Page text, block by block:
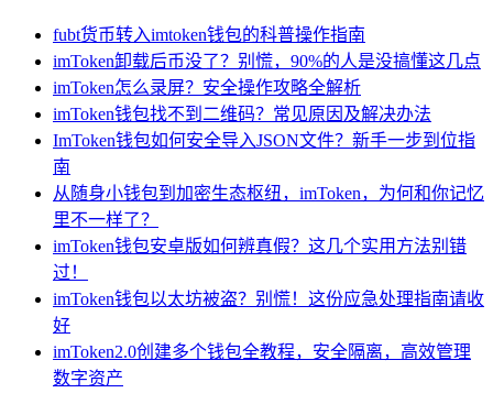
fubt货币转入imtoken钱包的科普操作指南
imToken卸载后币没了？别慌，90%的人是没搞懂这几点
imToken怎么录屏？安全操作攻略全解析
imToken钱包找不到二维码？常见原因及解决办法
ImToken钱包如何安全导入JSON文件？新手一步到位指
南
从随身小钱包到加密生态枢纽，imToken，为何和你记忆
里不一样了？
imToken钱包安卓版如何辨真假？这几个实用方法别错
过！
imToken钱包以太坊被盗？别慌！这份应急处理指南请收
好
imToken2.0创建多个钱包全教程，安全隔离，高效管理
数字资产